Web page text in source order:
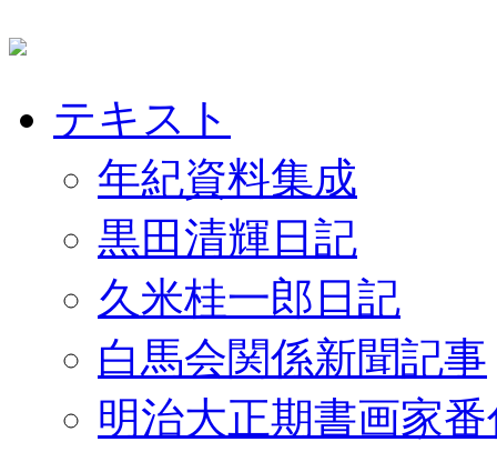
テキスト
年紀資料集成
黒田清輝日記
久米桂一郎日記
白馬会関係新聞記事
明治大正期書画家